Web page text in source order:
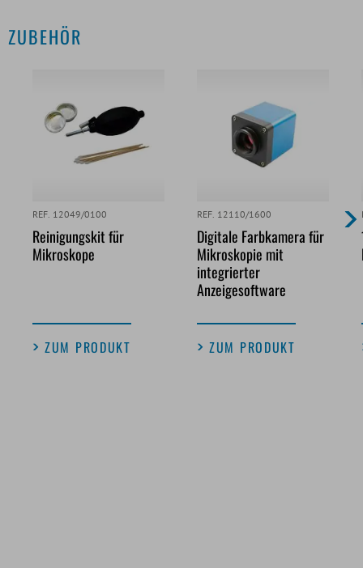
ZUBEHÖR
REF. 12049/0100
Reinigungskit für
Mikroskope
ZUM PRODUKT
REF. 12110/1600
Digitale Farbkamera für
Mikroskopie mit
integrierter
Anzeigesoftware
ZUM PRODUKT